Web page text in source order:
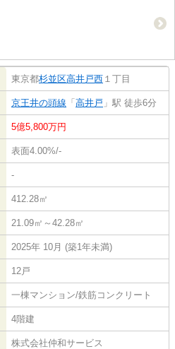
東京都杉並区高井戸西 １丁目
京王井の頭線 「高井戸 」駅 徒歩6分
5億5,800万円
表面4.00%/-
-
412.28㎡
21.09㎡～42.28㎡
2025年 10月 (築1年未満)
12戸
一棟マンション/鉄筋コンクリート
4階建
株式会社仲和サービス